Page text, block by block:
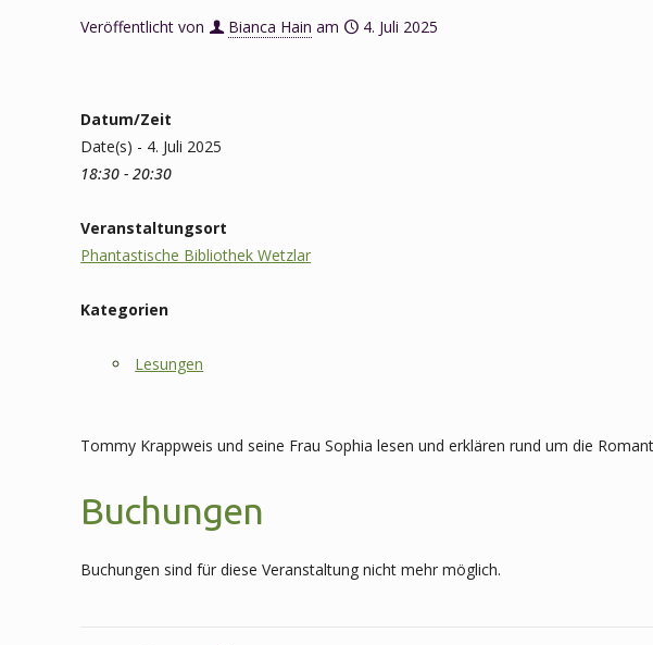
Veröffentlicht von Bianca Hain am 4. Juli 2025
Datum/Zeit
Date(s) - 4. Juli 2025
18:30 - 20:30
Veranstaltungsort
Phantastische Bibliothek Wetzlar
Kategorien
Lesungen
Tommy Krappweis und seine Frau Sophia lesen und erklären rund um die
Buchungen
Buchungen sind für diese Veranstaltung nicht mehr möglich.